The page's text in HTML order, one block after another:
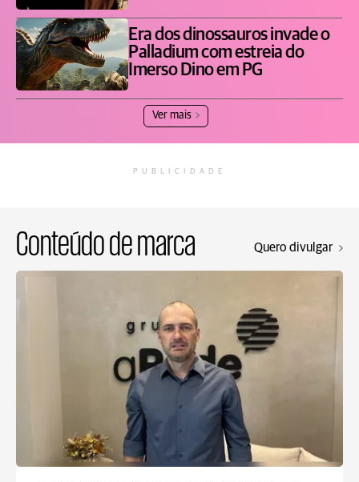
Era dos dinossauros invade o
Palladium com estreia do
Imerso Dino em PG
Ver mais
PUBLICIDADE
Conteúdo de marca Quero divulgar